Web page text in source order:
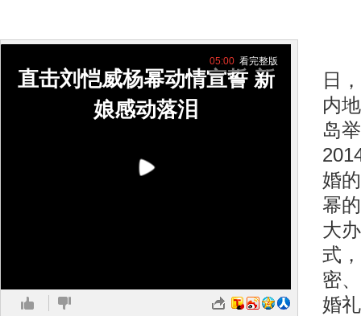
直击刘恺威杨幂动情宣誓 新
娘感动落泪
05:00 看完整版
日
内
岛
婚
幂
大
式
密
婚